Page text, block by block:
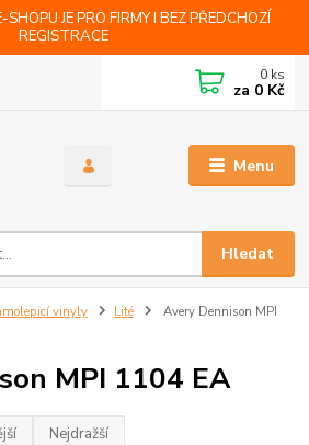
JE PRO FIRMY I BEZ PŘEDCHOZÍ
REGISTRACE
Menu
Hledat
0 ks
za 0 Kč
vinyly Lité
Avery Dennison MPI
MPI 1104 EA
Nejdražší